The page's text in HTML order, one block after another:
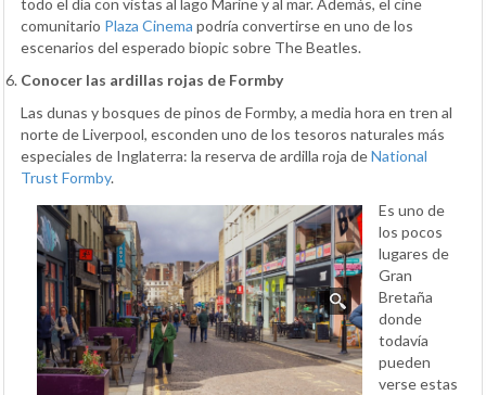
todo el día con vistas al lago Marine y al mar. Además, el cine
comunitario Plaza Cinema podría convertirse en uno de los
escenarios del esperado biopic sobre The Beatles.
Conocer las ardillas rojas de Formby
Las dunas y bosques de pinos de Formby, a media hora en tren al
norte de Liverpool, esconden uno de los tesoros naturales más
especiales de Inglaterra: la reserva de ardilla roja deNational
Trust Formby.
Es uno de
los pocos
lugares de
Gran
Bretaña
donde
todavía
pueden
verse estas